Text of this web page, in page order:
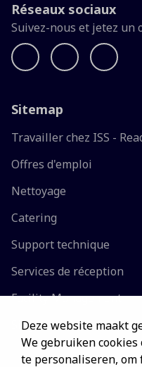
Deze website maakt
We gebruiken
te personaliseren, om
Réseaux sociaux
Suivez-nous et jetez un
Sitemap
Travailler chez ISS -
Offres d'emploi
Nettoyage
Catering
Support technique
Services de réception
Facility Management
Siège social